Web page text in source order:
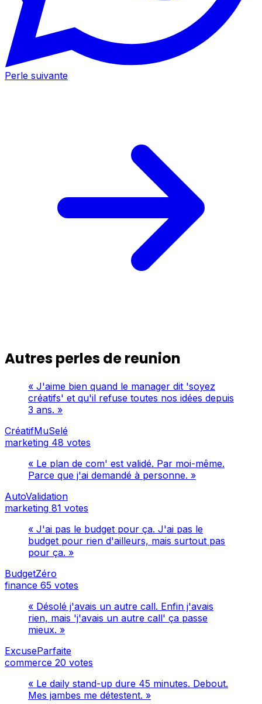
Perle suivante
Autres perles de reunion
« J'aime bien quand le manager dit 'soyez
créatifs' et qu'il refuse toutes nos idées depuis
3 ans. »
CréatifMuSelé
marketing 48 votes
« Le plan de com' est validé. Par moi-même.
Parce que j'ai demandé à personne. »
AutoValidation
marketing 81 votes
« J'ai pas le budget pour ça. J'ai pas le
budget pour rien d'ailleurs, mais surtout pas
pour ça. »
BudgetZéro
finance 65 votes
« Désolé j'avais un autre call. Enfin j'avais
rien, mais 'j'avais un autre call' ça passe
mieux. »
ExcuseParfaite
commerce 20 votes
« Le daily stand-up dure 45 minutes. Debout.
Mes jambes me détestent. »